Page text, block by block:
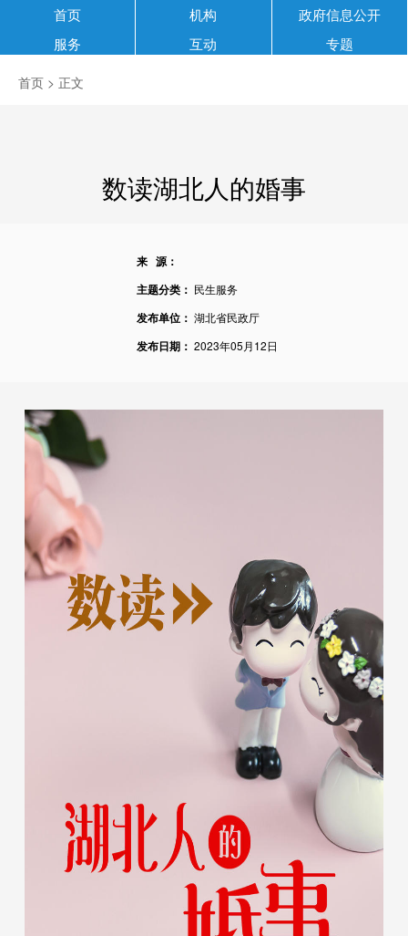
首页 机构
政府信息公开
服务
互动 专题
首页 > 正文
数读湖北人的婚事
来 源：
主题分类： 民生服务
发布单位： 湖北省民政厅
发布日期： 2023年05月12日